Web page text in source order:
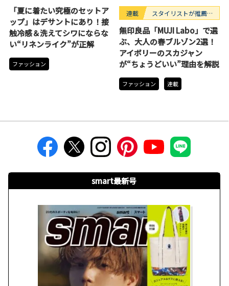
「夏に着たい究極のセットア
ップ」はデサントにあり！接
触冷感＆洗えてシワにならな
い“リネンライク”が正解
ファッション
連載
スタイリストが推薦！
無印良品「MUJI Labo」で選
ぶ、大人の春ブルゾン2選！
アイボリーのスカジャン
が“ちょうどいい”理由を解説
ファッション 連載
smart最新号